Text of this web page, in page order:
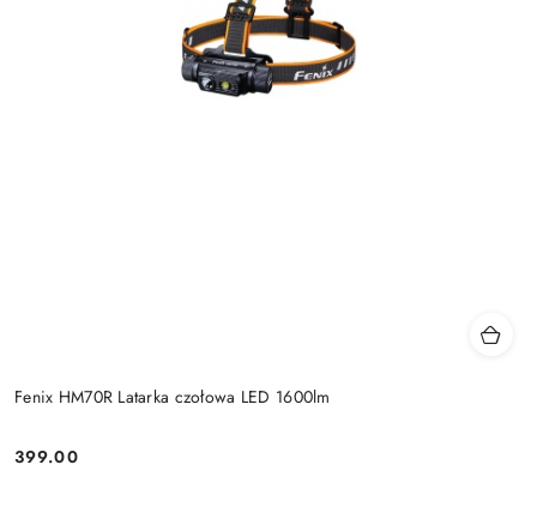
Fenix HM70R Latarka czołowa LED 1600lm
Cena:
399.00